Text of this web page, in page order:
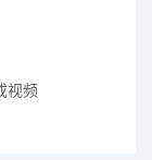
视频